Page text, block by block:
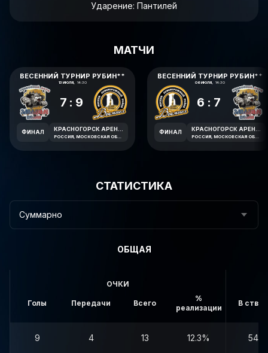
Ударение: Пантиле́й
МАТЧИ
ВЕСЕННИЙ ТУРНИР РУБИН**
13 ИЮЛЯ, 14:30
7:9
ФИНАЛ
ВЕСЕННИЙ ТУРНИР РУБИН**
06 ИЮЛЯ, 14:30
6:7
ФИНАЛ
СТАТИСТИКА
Суммарно
ОБЩАЯ
ОЧКИ
Голы Передачи Всего
%
реализации
В створ
9 4 13 12.3% 54